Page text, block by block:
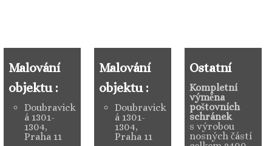
:
Doubravick
á 1301-
Praha 11
Malování
objektu :
Doubravick
á 1301-
Praha 11
Ostatní
Kompletní
výměna
poštovních
schránek
s výrobou
nosných částí